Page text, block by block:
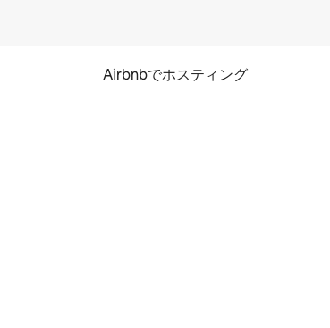
Airbnbでホスティング